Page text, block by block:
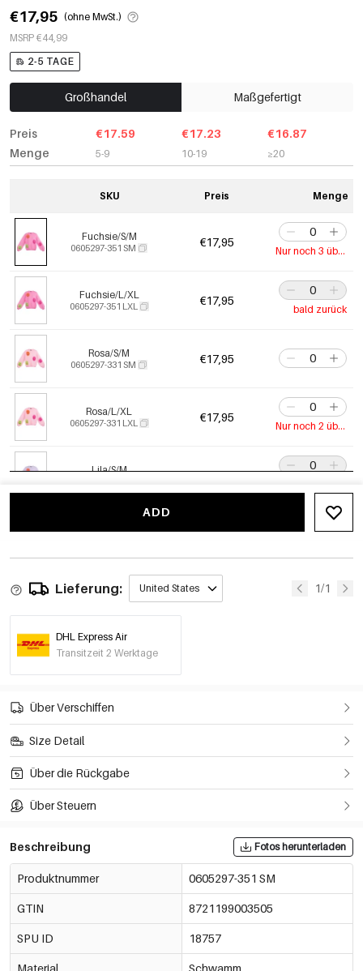
€17,95 (ohne MwSt.)
MSRP €44,99
2-5 TAGE
Großhandel Maßgefertigt
Preis
Menge
€17.59
5-9
€17.23
10-19
€16.87
≥20
SKU Preis Menge
Fuchsie/S/M
0605297-351 SM €17,95
Nur noch 3 übrig
Fuchsie/L/XL
0605297-351 LXL €17,95
bald zurück
Rosa/S/M
0605297-331 SM €17,95
Rosa/L/XL
0605297-331 LXL €17,95
Nur noch 2 übrig
Lila/S/M €17,95
€17,95
ADD
Lieferung: United States 1/1
DHL Express Air
Transitzeit 2 Werktage
Über Verschiffen
Size Detail
Über die Rückgabe
Über Steuern
Beschreibung Fotos herunterladen
Produktnummer 0605297-351 SM
GTIN 8721199003505
SPU ID 18757